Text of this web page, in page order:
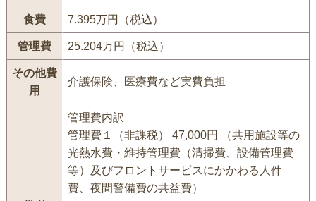
食費 7.395万円（税込）
管理費 25.204万円（税込）
その他費
用
介護保険、医療費など実費負担
管理費内訳
管理費１（非課税） 47,000円 （共用施設等の
光熱水費・維持管理費（清掃費、設備管理費
等）及びフロントサービスにかかわる人件
費、夜間警備費の共益費）